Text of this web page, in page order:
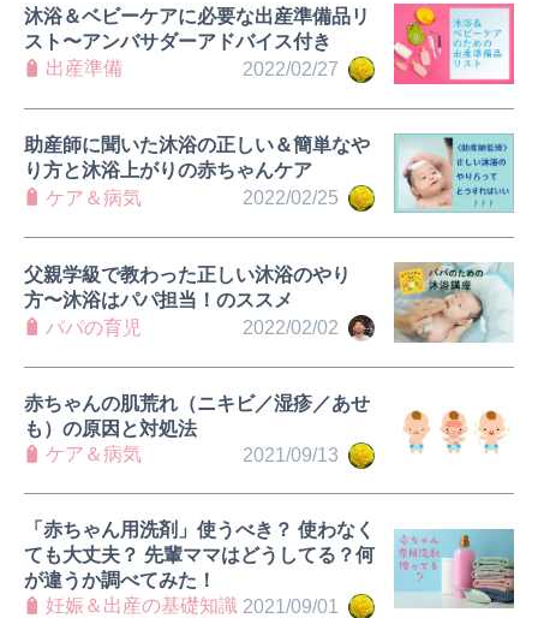
2022/02/27
沐浴＆ベビーケアに必要な出産準備品リ
スト〜アンバサダーアドバイス付き
出産準備
2022/02/25
助産師に聞いた沐浴の正しい＆簡単なや
り方と沐浴上がりの赤ちゃんケア
ケア＆病気
2022/02/02
父親学級で教わった正しい沐浴のやり
方〜沐浴はパパ担当！のススメ
パパの育児
2021/09/13
赤ちゃんの肌荒れ（ニキビ／湿疹／あせ
も）の原因と対処法
ケア＆病気
2021/09/01
「赤ちゃん用洗剤」使うべき？ 使わなく
ても大丈夫？ 先輩ママはどうしてる？何
が違うか調べてみた！
妊娠＆出産の基礎知識